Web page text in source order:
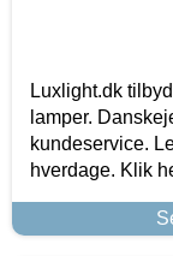
Luxlight.dk
lamper.
kundeservice.
hverdage. Klik